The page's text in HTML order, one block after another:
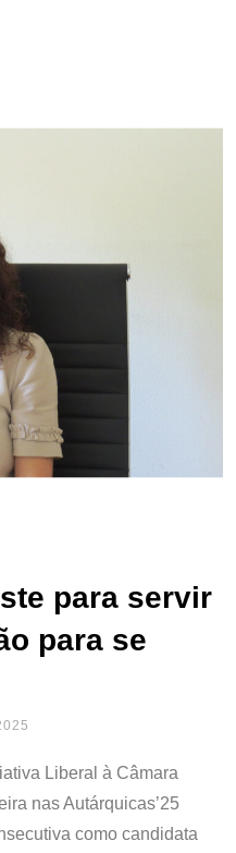
para servir
para se
Liberal à Câmara
nas Autárquicas’25
como candidata